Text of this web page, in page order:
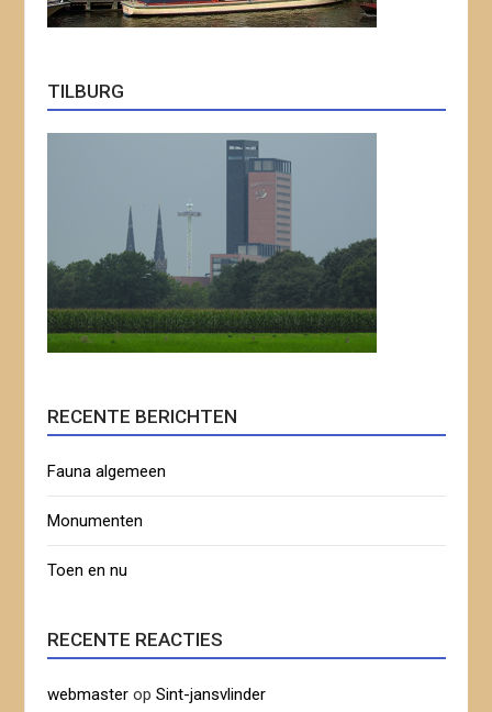
TILBURG
RECENTE BERICHTEN
Fauna algemeen
Monumenten
Toen en nu
RECENTE REACTIES
webmaster opSint-jansvlinder